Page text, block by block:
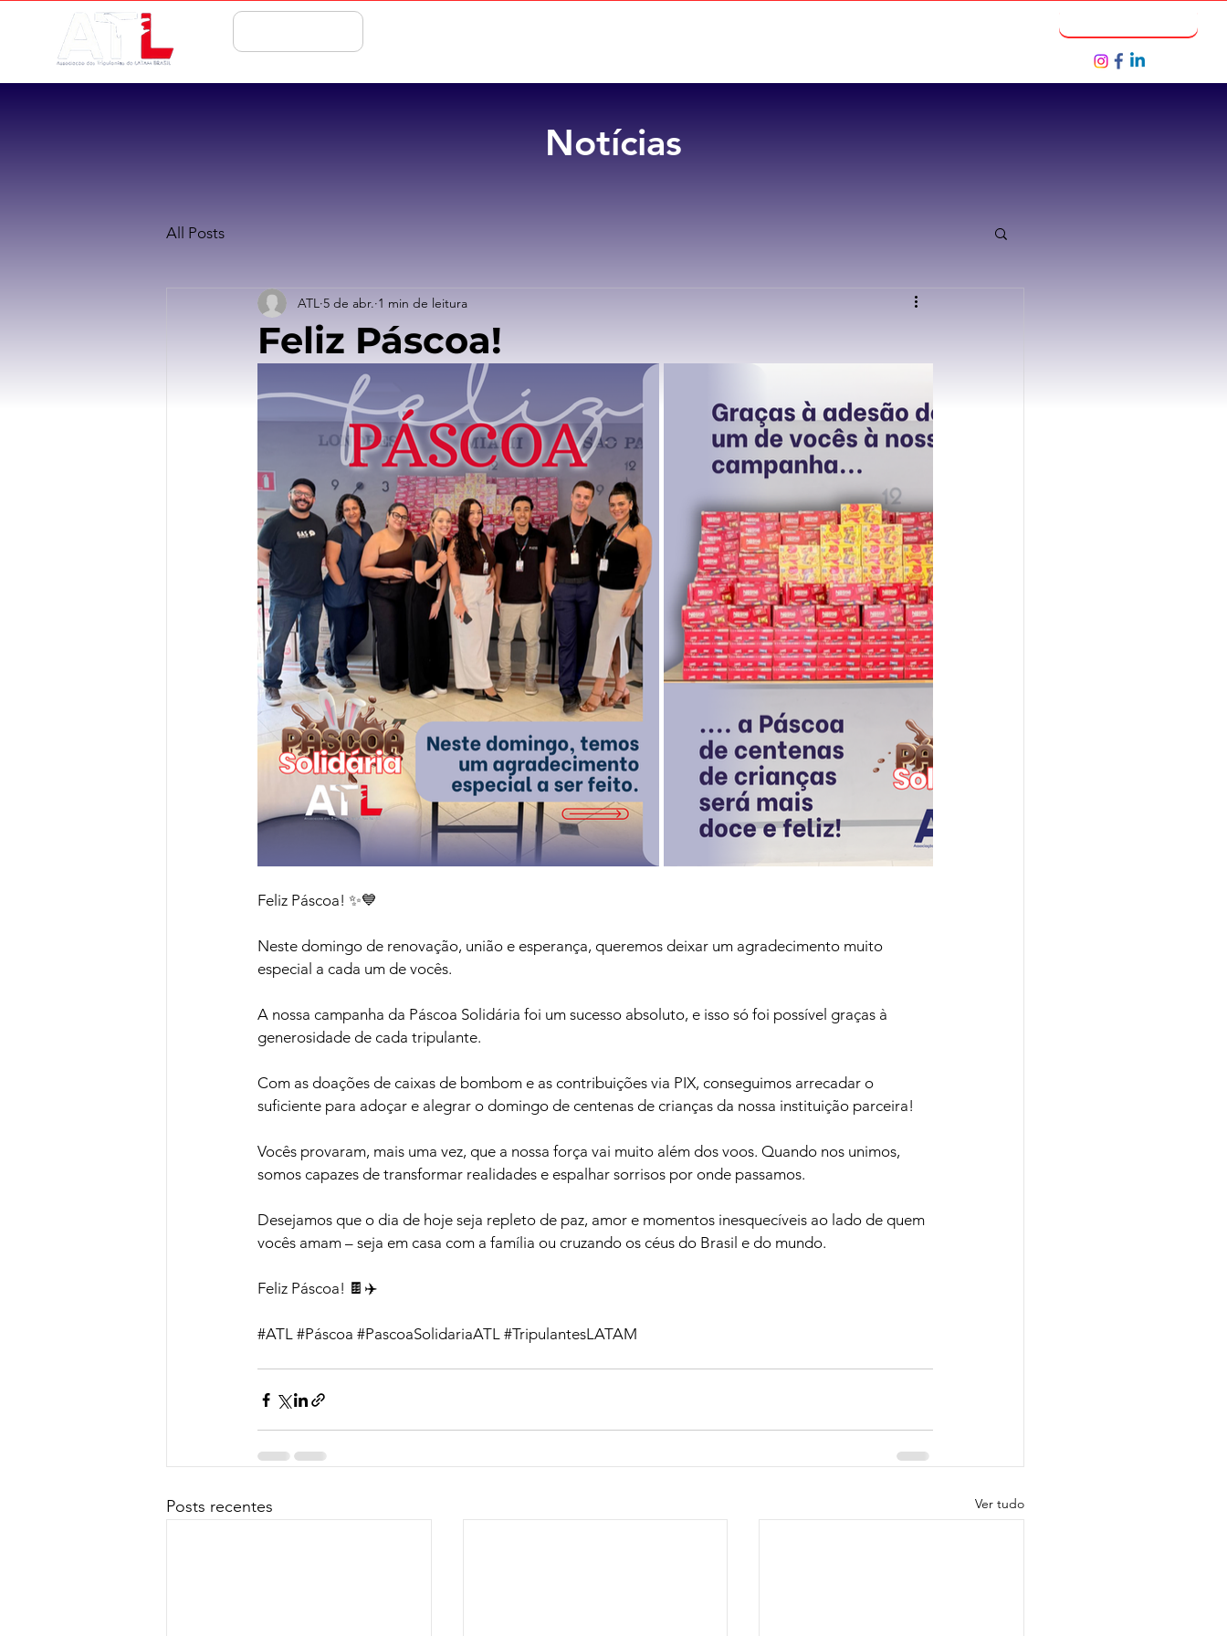
Notícias
All Posts
Feliz Páscoa!
ATL 5 de abr. 1 min de leitura
Feliz Páscoa! ✨💙
Neste domingo de renovação, união e esperança, queremos deixar um agradecimento muito
especial a cada um de vocês.
A nossa campanha da Páscoa Solidária foi um sucesso absoluto, e isso só foi possível graças à
generosidade de cada tripulante.
Com as doações de caixas de bombom e as contribuições via PIX, conseguimos arrecadar o
suficiente para adoçar e alegrar o domingo de centenas de crianças da nossa instituição parceira!
Vocês provaram, mais uma vez, que a nossa força vai muito além dos voos. Quando nos unimos,
somos capazes de transformar realidades e espalhar sorrisos por onde passamos.
Desejamos que o dia de hoje seja repleto de paz, amor e momentos inesquecíveis ao lado de quem
vocês amam – seja em casa com a família ou cruzando os céus do Brasil e do mundo.
Feliz Páscoa! 🍫✈️
#ATL #Páscoa #PascoaSolidariaATL #TripulantesLATAM
Posts recentes Ver tudo